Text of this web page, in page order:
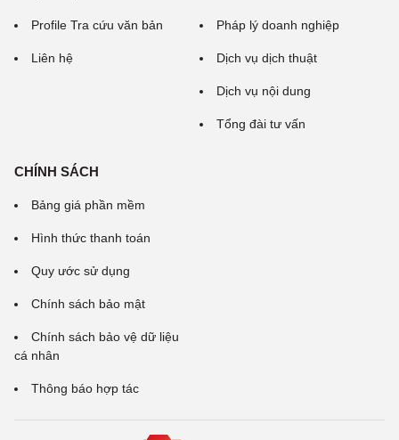
Profile Tra cứu văn bản
Liên hệ
Pháp lý doanh nghiệp
Dịch vụ dịch thuật
Dịch vụ nội dung
Tổng đài tư vấn
CHÍNH SÁCH
Bảng giá phần mềm
Hình thức thanh toán
Quy ước sử dụng
Chính sách bảo mật
Chính sách bảo vệ dữ liệu
cá nhân
Thông báo hợp tác